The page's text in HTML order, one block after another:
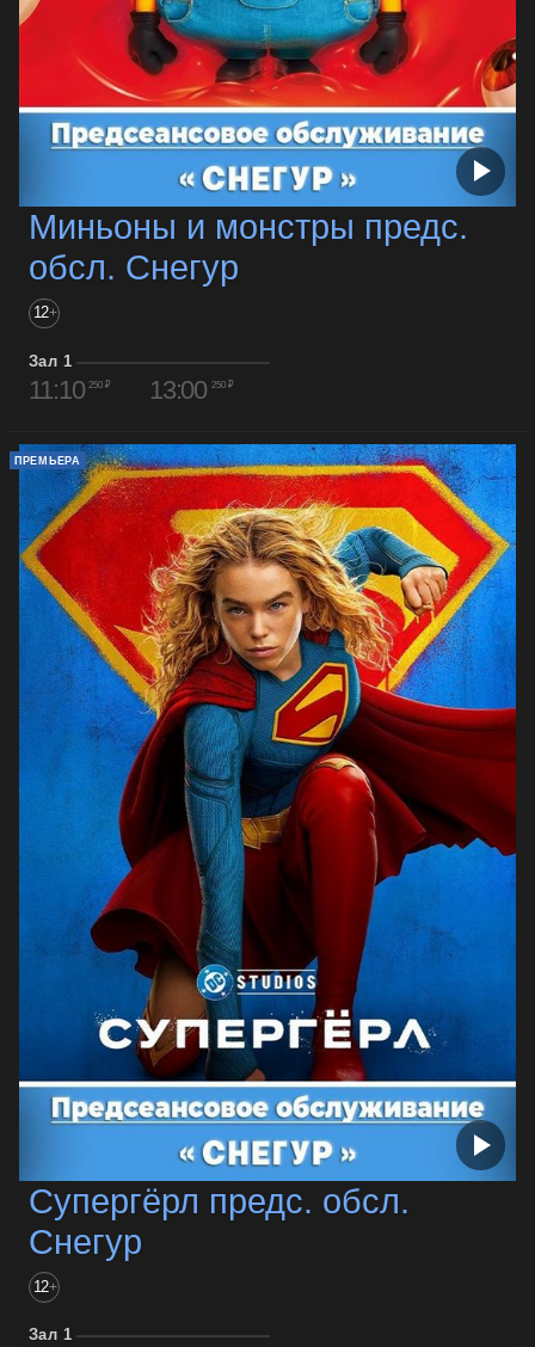
Миньоны и монстры предс.
обсл. Снегур
12+
Зал 1
11:10 250 ₽ 13:00 250 ₽
ПРЕМЬЕРА
Супергёрл предс. обсл.
Снегур
12+
Зал 1